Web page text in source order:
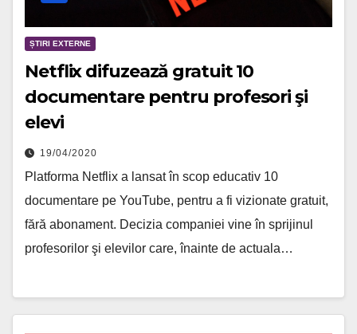
ȘTIRI EXTERNE
Netflix difuzează gratuit 10
documentare pentru profesori şi
elevi
19/04/2020
Platforma Netflix a lansat în scop educativ 10
documentare pe YouTube, pentru a fi vizionate gratuit,
fără abonament. Decizia companiei vine în sprijinul
profesorilor şi elevilor care, înainte de actuala…